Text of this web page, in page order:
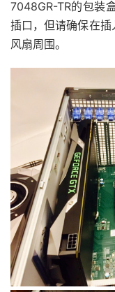
7048GR-TR的包装
插口，但请确保在
风扇周围。